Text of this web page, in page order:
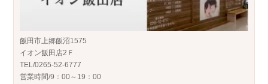
飯田市上郷飯沼1575
イオン飯田店2Ｆ
TEL/0265-52-6777
営業時間/9：00～19：00